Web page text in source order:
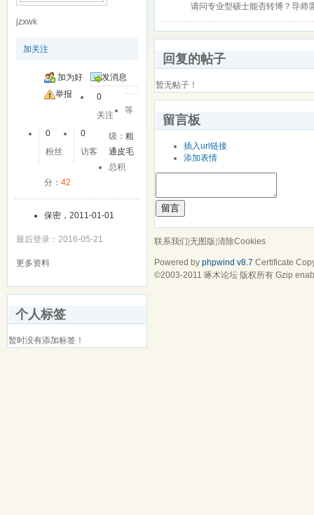
jzxwk
加关注
加为好
友
发消息
举报
0
关注
0
粉丝
0
访客
等
级：粗
通皮毛
总积
分： 42
保密，2011-01-01
最后登录：2016-05-21
更多资料
个人标签
暂时没有添加标签！
请问专业型硕士能否转博？导师
回复的帖子
暂无帖子！
留言板
插入url链接
添加表情
留言
联系我们|无图版|清除Cookies
Powered by phpwind v8.7 Certificate
©2003-2011 啄木论坛 版权所有 Gzip